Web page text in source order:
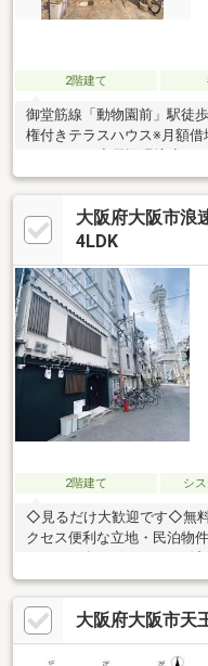
2階建て
御堂筋線「動物園前」駅徒
権付きテラスハウス※月額
マート太子店徒歩２分ロー
ドン・キホーテ新世界店徒
大阪市立新今宮小学校徒歩
会福祉法人大阪社会医療セ
優先担当：松村 悠哉 電話
大阪府大阪市浪
4LDK
2階建て シ
◇見るだけ大歓迎です◇無
クセス便利な立地・民泊物
速に◇交渉は全力です◆‐多
ート致します‐◆「とりあえ
た」「他社の物件もまとめ
い」「しっかり交渉してほ
ご連絡下さいませ。
大阪府大阪市天